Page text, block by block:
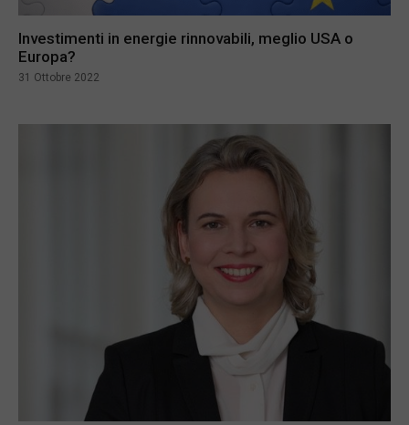
Investimenti in energie rinnovabili, meglio USA o
Europa?
31 Ottobre 2022